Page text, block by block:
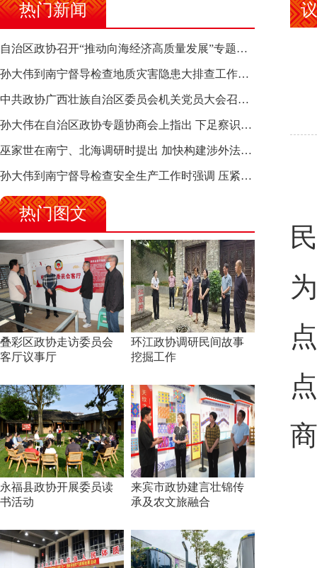
热门新闻
自治区政协召开“推动向海经济高质量发展”专题调研座谈会 钱学明出席并讲话
孙大伟到南宁督导检查地质灾害隐患大排查工作时强调 筑牢地质灾害安全防线 全力保障人民群众生命财产安全
中共政协广西壮族自治区委员会机关党员大会召开 选举产生新一届机关党委、机关纪委
孙大伟在自治区政协专题协商会上指出 下足察识谋督之功 恪尽服务大局之责 助推有色金属、关键金属产业高质量发展
巫家世在南宁、北海调研时提出 加快构建涉外法律供给集群 护航向海经济高质量发展
孙大伟到南宁督导检查安全生产工作时强调 压紧压实责任 狠抓隐患整治 坚决筑牢安全生产防线
热门图文
叠彩区政协走访委员会
客厅议事厅
环江政协调研民间故事
挖掘工作
永福县政协开展委员读
书活动
来宾市政协建言壮锦传
承及农文旅融合